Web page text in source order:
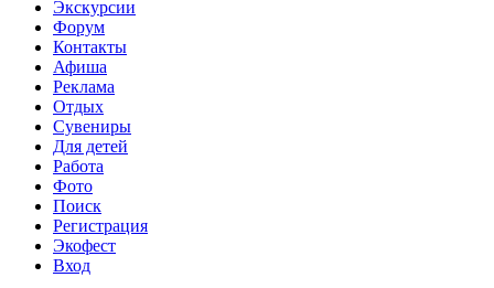
Экскурсии
Форум
Контакты
Афиша
Реклама
Отдых
Сувениры
Для детей
Работа
Фото
Поиск
Регистрация
Экофест
Вход